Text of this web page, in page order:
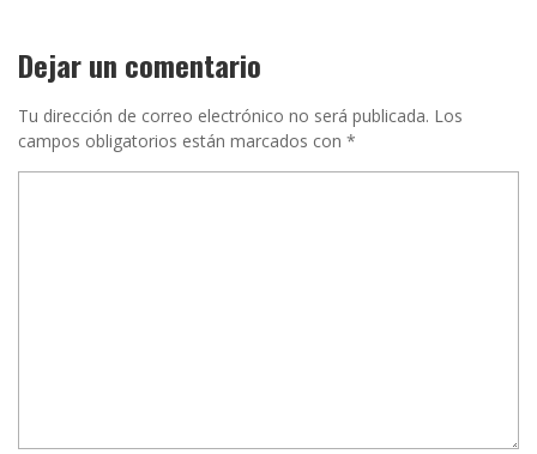
Dejar un comentario
Tu dirección de correo electrónico no será publicada. Los
campos obligatorios están marcados con *